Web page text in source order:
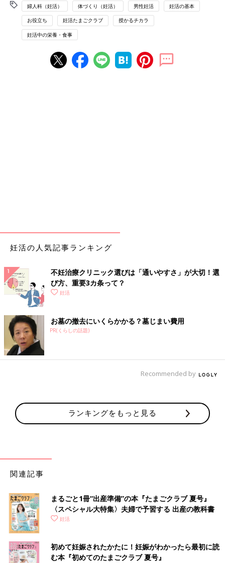
婦人科（妊活） 体づくり（妊活） 男性妊活 妊活の基本
お役立ち 妊活たまごクラブ 授かるチカラ
妊活中の栄養・食事
妊活の人気記事ランキング
不妊治療クリニック選びは「通いやすさ」が大切！選
び方、重要3カ条って？
妊活
お墓の撤去にいくらかかる？墓じまい費用
PR(くらしの話題)
Recommended by
ランキングをもっと見る
関連記事
まるごと1冊“出産準備”の本『たまごクラブ 夏号』
〈スペシャル大特集〉夫婦で予習する 出産の教科書
妊活
初めて妊娠されたかたに！妊娠がわかったら最初に読
む本『初めてのたまごクラブ 夏号』